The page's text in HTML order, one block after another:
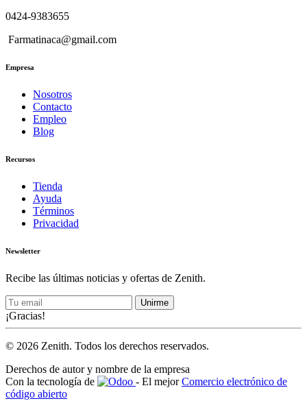
0424-9383655
Farmatinaca@gmail.com
Empresa
Nosotros
Contacto
Empleo
Blog
Recursos
Tienda
Ayuda
Términos
Privacidad
Newsletter
Recibe las últimas noticias y ofertas de Zenith.
Unirme
¡Gracias!
© 2026 Zenith. Todos los derechos reservados.
Derechos de autor y nombre de la empresa
Con la tecnología de
- El mejorComercio electrónico de
código abierto